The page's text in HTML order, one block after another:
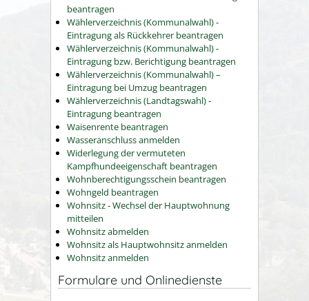
beantragen
Wählerverzeichnis (Kommunalwahl) -
Eintragung als Rückkehrer beantragen
Wählerverzeichnis (Kommunalwahl) -
Eintragung bzw. Berichtigung beantragen
Wählerverzeichnis (Kommunalwahl) –
Eintragung bei Umzug beantragen
Wählerverzeichnis (Landtagswahl) -
Eintragung beantragen
Waisenrente beantragen
Wasseranschluss anmelden
Widerlegung der vermuteten
Kampfhundeeigenschaft beantragen
Wohnberechtigungsschein beantragen
Wohngeld beantragen
Wohnsitz - Wechsel der Hauptwohnung
mitteilen
Wohnsitz abmelden
Wohnsitz als Hauptwohnsitz anmelden
Wohnsitz anmelden
Formulare und Onlinedienste